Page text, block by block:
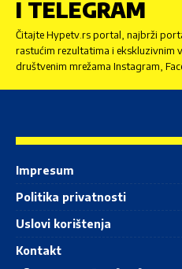
I TELEGRAM
Čitajte Hypetv.rs portal, najbrži
rastućim rezultatima i ekskluzivnim
društvenim mrežama Instagram,
Impresum
Politika privatnosti
Uslovi korištenja
Kontakt